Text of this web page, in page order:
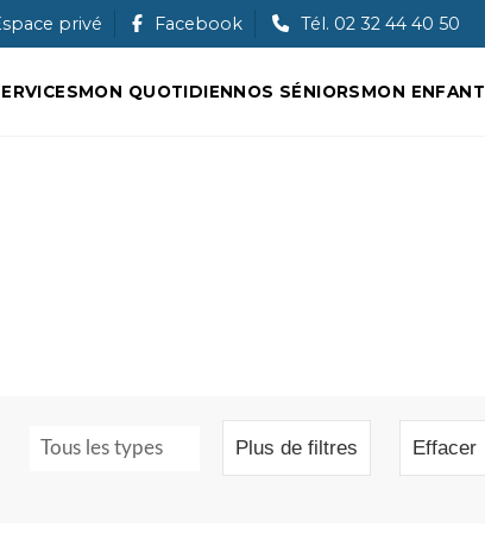
privé Facebook Tél. 02 32 44 40 50
MON QUOTIDIENNOS SÉNIORSMON ENFANT
RECHERCHER Plus de filtres Effacer